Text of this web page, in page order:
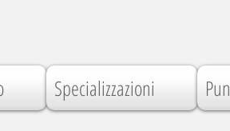
Specializzazioni